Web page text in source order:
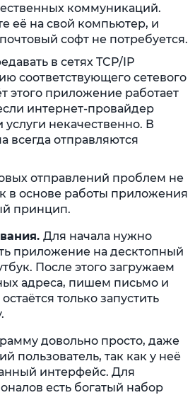
коммуникаций.
её на свой компьютер, и
софт не потребуется.
в сетях TCP/IP
соответствующего сетевого
этого приложение работает
интернет-провайдер
услуги некачественно. В
всегда отправляются
отправлений проблем не
в основе работы приложения
принцип.
Для начала нужно
приложение на десктопный
После этого загружаем
адреса, пишем письмо и
только запустить
довольно просто, даже
пользователь, так как у неё
интерфейс. Для
есть богатый набор